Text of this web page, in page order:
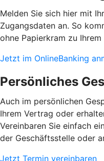
Melden Sie sich hier mit
Zugangsdaten an. So
ohne Papierkram zu Ihrem
Jetzt im OnlineBanking
Persönliches
Auch im persönlichen
Ihrem Vertrag oder
Vereinbaren Sie einfach
der Geschäftsstelle oder
Jetzt Termin vereinbaren